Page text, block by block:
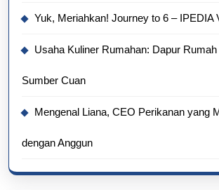
Yuk, Meriahkan! Journey to 6 – IPEDIA
Usaha Kuliner Rumahan: Dapur
Sumber Cuan
Mengenal Liana, CEO Perikanan yang
dengan Anggun